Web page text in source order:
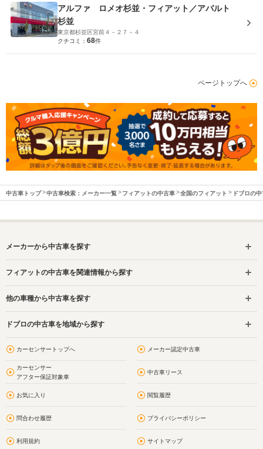
アルファ ロメオ杉並・フィアット／アバルト
杉並
東京都杉並区宮前４－２７－４
クチコミ： 68件
ページトップへ
中古車トップ 中古車検索：メーカー一覧 フィアットの中古車 全国のフィアット ドブロの
メーカーから中古車を探す
フィアットの中古車を関連情報から探す
他の車種から中古車を探す
ドブロの中古車を地域から探す
カーセンサートップへ メーカー認定中古車
カーセンサー
アフター保証対象車
中古車リース
お気に入り 閲覧履歴
問合わせ履歴 プライバシーポリシー
利用規約 サイトマップ